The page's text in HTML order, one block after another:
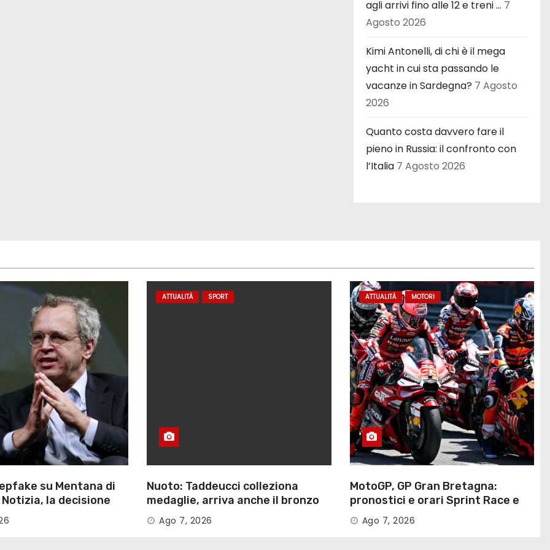
agli arrivi fino alle 12 e treni … 7
Agosto 2026
Kimi Antonelli, di chi è il mega
yacht in cui sta passando le
vacanze in Sardegna? 7 Agosto
2026
Quanto costa davvero fare il
pieno in Russia: il confronto con
l’Italia 7 Agosto 2026
su Mentana di
la decisione
ATTUALITÀ SPORT
Nuoto: Taddeucci colleziona
medaglie, arriva anche il bronzo
nella 3 km sprint
Ago 7, 2026
ATTUALITÀ MOTORI
MotoGP, GP Gran Bretagna:
pronostici e orari Sprint Race e
gara, dove vederle in TV
Ago 7, 2026